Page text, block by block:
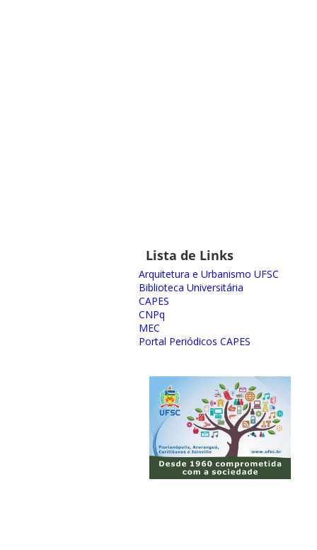
Lista de Links
Arquitetura e Urbanismo UFSC
Biblioteca Universitária
CAPES
CNPq
MEC
Portal Periódicos CAPES